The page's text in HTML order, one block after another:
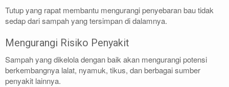
Tutup yang rapat membantu mengurangi penyebaran bau tidak
sedap dari sampah yang tersimpan di dalamnya.
Mengurangi Risiko Penyakit
Sampah yang dikelola dengan baik akan mengurangi potensi
berkembangnya lalat, nyamuk, tikus, dan berbagai sumber
penyakit lainnya.